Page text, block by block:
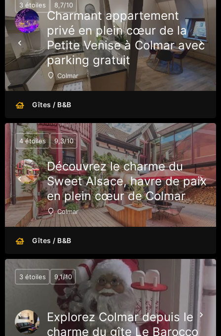
Charmant appartement
privé en plein cœur de la
Petite Venise à Colmar avec
parking gratuit
Colmar
3 étoiles 8,7/10
Gîtes / B&B
Découvrez le charme du
Sweet Alsace, havre de paix
en plein cœur de Colmar
Colmar
4 étoiles 9,3/10
Gîtes / B&B
Explorez Colmar depuis le
charme du gîte Le Barocco
3 étoiles 9,1/10